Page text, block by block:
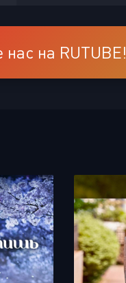
на RUTUBE!